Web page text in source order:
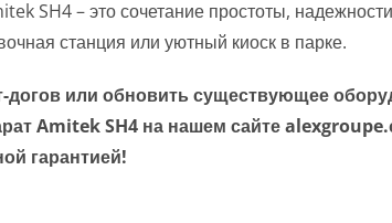
SH4 – это сочетание простоты,
станция или уютный киоск в парке.
или обновить существующее
Amitek SH4 на нашем сайте
гарантией!